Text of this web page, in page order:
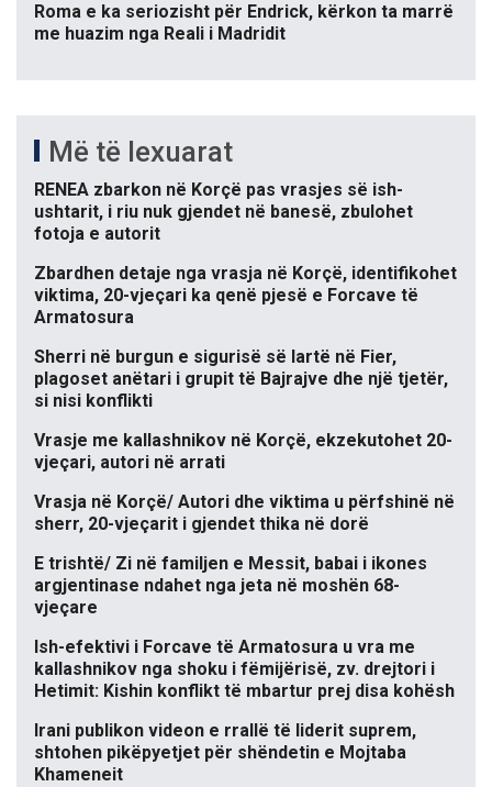
Roma e ka seriozisht për Endrick, kërkon ta marrë
me huazim nga Reali i Madridit
Më të lexuarat
RENEA zbarkon në Korçë pas vrasjes së ish-
ushtarit, i riu nuk gjendet në banesë, zbulohet
fotoja e autorit
Zbardhen detaje nga vrasja në Korçë, identifikohet
viktima, 20-vjeçari ka qenë pjesë e Forcave të
Armatosura
Sherri në burgun e sigurisë së lartë në Fier,
plagoset anëtari i grupit të Bajrajve dhe një tjetër,
si nisi konflikti
Vrasje me kallashnikov në Korçë, ekzekutohet 20-
vjeçari, autori në arrati
Vrasja në Korçë/ Autori dhe viktima u përfshinë në
sherr, 20-vjeçarit i gjendet thika në dorë
E trishtë/ Zi në familjen e Messit, babai i ikones
argjentinase ndahet nga jeta në moshën 68-
vjeçare
Ish-efektivi i Forcave të Armatosura u vra me
kallashnikov nga shoku i fëmijërisë, zv. drejtori i
Hetimit: Kishin konflikt të mbartur prej disa kohësh
Irani publikon videon e rrallë të liderit suprem,
shtohen pikëpyetjet për shëndetin e Mojtaba
Khameneit